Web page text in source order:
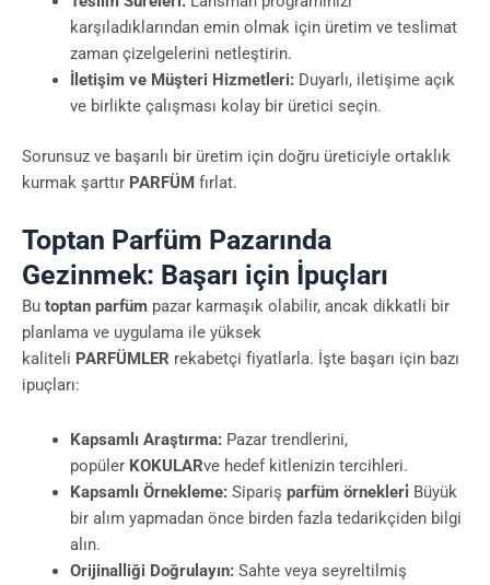
karşıladıklarından emin olmak için üretim ve teslimat
zaman çizelgelerini netleştirin.
İletişim ve Müşteri Hizmetleri:Duyarlı, iletişime açık
ve birlikte çalışması kolay bir üretici seçin.
Sorunsuz ve başarılı bir üretim için doğru üreticiyle ortaklık
kurmak şarttır PARFÜM fırlat.
Toptan Parfüm Pazarında
Gezinmek: Başarı için İpuçları
Bu toptan parfüm pazar karmaşık olabilir, ancak dikkatli bir
planlama ve uygulama ile yüksek
kaliteli PARFÜMLER rekabetçi fiyatlarla. İşte başarı için bazı
ipuçları:
Kapsamlı Araştırma:Pazar trendlerini,
popüler KOKULARve hedef kitlenizin tercihleri.
Kapsamlı Örnekleme:Sipariş parfüm örnekleri̇ Büyük
bir alım yapmadan önce birden fazla tedarikçiden bilgi
alın.
Orijinalliği Doğrulayın:Sahte veya seyreltilmiş